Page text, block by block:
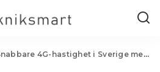
4G-hastighet i Sverige med Google Fi